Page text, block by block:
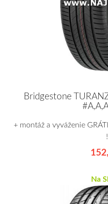
Bridgestone
+ montáž a vyváženie
Na